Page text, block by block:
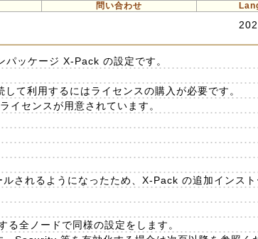
問い合わせ
ッケージ X-Pack の設定です。
て利用するにはライセンスの購入が必要です。
イセンスが用意されています。
されるようになったため、X-Pack の追加インスト
全ノードで同様の設定をします。